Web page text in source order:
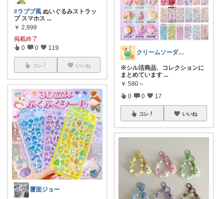
#ラブブ風 ぬいぐるみストラッ
プ スマホス ...
￥ 2,999
掲載終了
0 0 119
コレ いいね
覆面ジョー
クリームソーダ♫昭和平成レトロ好き母
※シル活商品、コレクションに
まとめています ...
￥ 580～
0 0 17
コレ いいね